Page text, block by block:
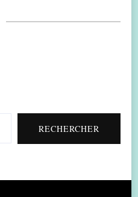
RECHERCHER